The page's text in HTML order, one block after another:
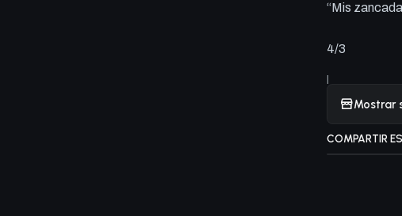
“Mis
4/3
|
Mostrar
COMPARTIR